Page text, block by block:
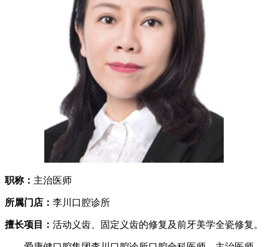
职称： 主治医师
所属门店： 李川口腔诊所
擅长项目： 活动义齿、固定义齿的修复及前牙美学全瓷修复。